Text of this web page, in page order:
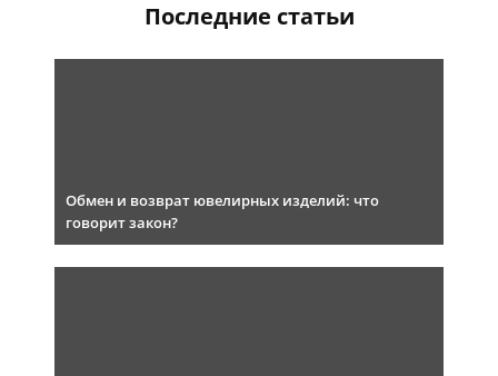
Последние статьи
Обмен и возврат ювелирных изделий: что
говорит закон?